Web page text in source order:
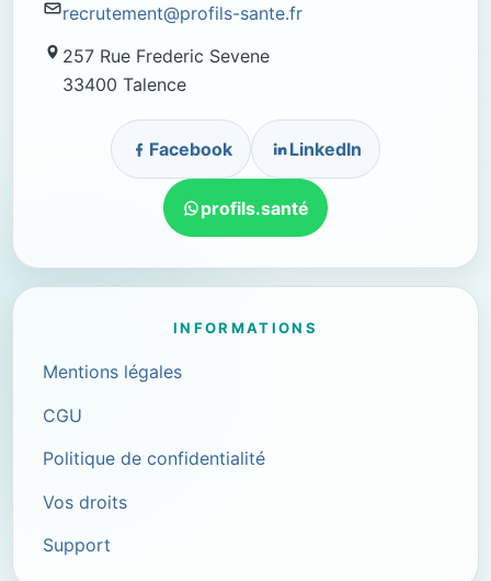
recrutement@profils-sante.fr
257 Rue Frederic Sevene
33400 Talence
Facebook LinkedIn
profils.santé
INFORMATIONS
Mentions légales
CGU
Politique de confidentialité
Vos droits
Support